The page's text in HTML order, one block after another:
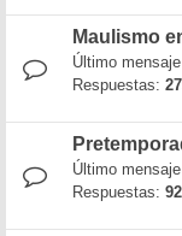
Maulismo
Último
Respuestas:
Último
Respuestas: